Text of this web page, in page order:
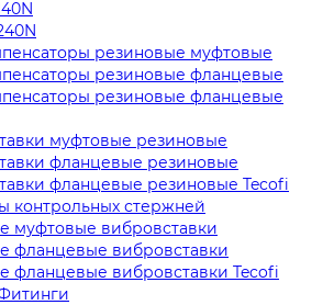
резиновые муфтовые
резиновые фланцевые
резиновые фланцевые
муфтовые резиновые
фланцевые резиновые
фланцевые резиновые Tecofi
контрольных стержней
муфтовые вибровставки
фланцевые вибровставки
фланцевые вибровставки Tecofi